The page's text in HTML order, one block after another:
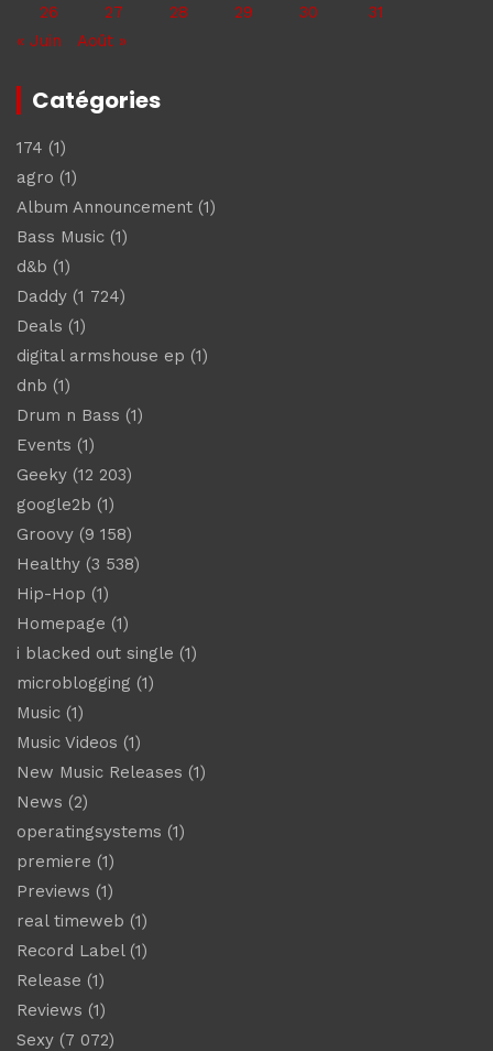
26
27 28 29 30
31
« Juin
Août »
Catégories
174 (1)
agro (1)
Album Announcement (1)
Bass Music (1)
d&b (1)
Daddy (1 724)
Deals (1)
digital armshouse ep (1)
dnb (1)
Drum n Bass (1)
Events (1)
Geeky (12 203)
google2b (1)
Groovy (9 158)
Healthy (3 538)
Hip-Hop (1)
Homepage (1)
i blacked out single (1)
microblogging (1)
Music (1)
Music Videos (1)
New Music Releases (1)
News (2)
operatingsystems (1)
premiere (1)
Previews (1)
real timeweb (1)
Record Label(1)
Release (1)
Reviews (1)
Sexy (7 072)